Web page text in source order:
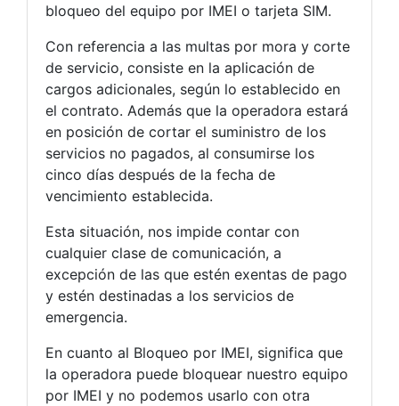
bloqueo del equipo por IMEI o tarjeta SIM.
Con referencia a las multas por mora y corte
de servicio, consiste en la aplicación de
cargos adicionales, según lo establecido en
el contrato. Además que la operadora estará
en posición de cortar el suministro de los
servicios no pagados, al consumirse los
cinco días después de la fecha de
vencimiento establecida.
Esta situación, nos impide contar con
cualquier clase de comunicación, a
excepción de las que estén exentas de pago
y estén destinadas a los servicios de
emergencia.
En cuanto al Bloqueo por IMEI, significa que
la operadora puede bloquear nuestro equipo
por IMEI y no podemos usarlo con otra